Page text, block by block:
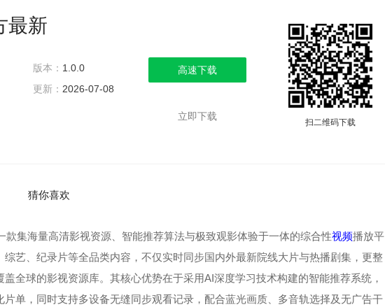
最新
版本： 1.0.0
更新： 2026-07-08
高速下载
立即下载
扫二维码下载
猜你喜欢
款集海量高清影视资源、智能推荐算法与极致观影体验于一体的综合性视频播放平
、综艺、纪录片等全品类内容，不仅实时同步国内外最新院线大片与热播剧集，更整
全球的影视资源库。其核心优势在于采用AI深度学习技术构建的智能推荐系统，
单，同时支持多设备无缝同步观看记录，配合蓝光画质、多音轨选择及无广告干